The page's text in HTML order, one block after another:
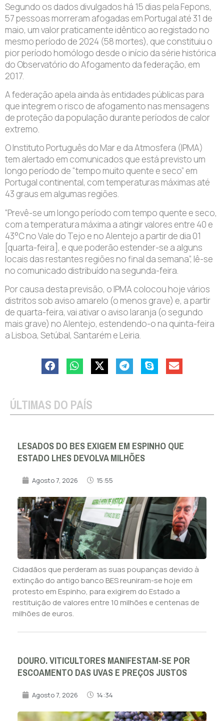
Segundo os dados divulgados há 15 dias pela Fepons,
57 pessoas morreram afogadas em Portugal até 31 de
maio, um valor praticamente idêntico ao registado no
mesmo período de 2024 (58 mortes), que constituiu o
pior período homólogo desde o início da série histórica
do Observatório do Afogamento da federação, em
2017.
A federação apela ainda às entidades públicas para
que integrem o risco de afogamento nas mensagens
de proteção da população durante períodos de calor
extremo.
O Instituto Português do Mar e da Atmosfera (IPMA)
tem alertado em comunicados que está previsto um
longo período de “tempo muito quente e seco” em
Portugal continental, com temperaturas máximas até
43 graus em algumas regiões.
“Prevê-se um longo período com tempo quente e seco,
com a temperatura máxima a atingir valores entre 40 e
43°C no Vale do Tejo e no Alentejo a partir de dia 01
[quarta-feira], e que poderão estender-se a alguns
locais das restantes regiões no final da semana”, lê-se
no comunicado distribuído na segunda-feira.
Por causa desta previsão, o IPMA colocou hoje vários
distritos sob aviso amarelo (o menos grave) e, a partir
de quarta-feira, vai ativar o aviso laranja (o segundo
mais grave) no Alentejo, estendendo-o na quinta-feira
a Lisboa, Setúbal, Santarém e Leiria.
ÚLTIMAS DO PAÍS
LESADOS DO BES EXIGEM EM ESPINHO QUE
ESTADO LHES DEVOLVA MILHÕES
Agosto 7, 2026 15:55
Cidadãos que perderam as suas poupanças devido à
extinção do antigo banco BES reuniram-se hoje em
protesto em Espinho, para exigirem do Estado a
restituição de valores entre 10 milhões e centenas de
milhões de euros.
DOURO. VITICULTORES MANIFESTAM-SE POR
ESCOAMENTO DAS UVAS E PREÇOS JUSTOS
Agosto 7, 2026 14:34